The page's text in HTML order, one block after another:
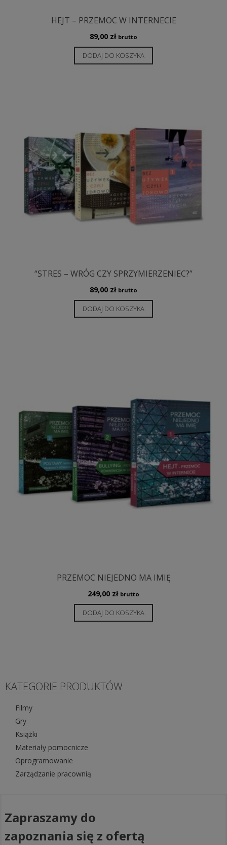
HEJT – PRZEMOC W INTERNECIE
89,00 zł brutto
DODAJ DO KOSZYKA
“STRES – WRÓG CZY SPRZYMIERZENIEC?”
89,00 zł brutto
DODAJ DO KOSZYKA
PRZEMOC NIEJEDNO MA IMIĘ
249,00 zł brutto
DODAJ DO KOSZYKA
KATEGORIE PRODUKTÓW
Filmy
Gry
Książki
Materiały pomocnicze
Oprogramowanie
Zarządzanie pracownią
Zapraszamy do
zapoznania się z ofertą